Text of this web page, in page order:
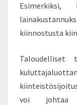
kiinnostusta
Taloudelliset
voi johtaa